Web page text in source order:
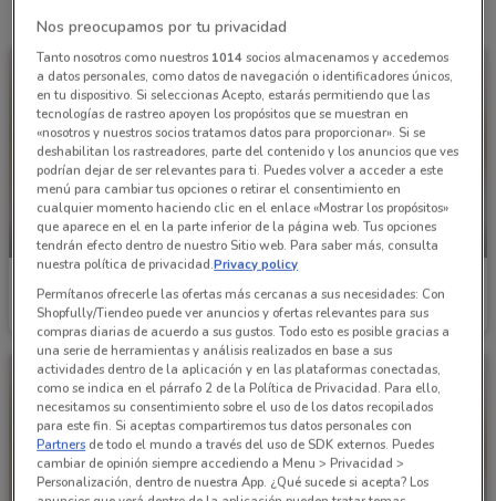
CADUCA HOY
Soriana Híper
Caduca hoy 1.7 km
CADUCA HOY
Soriana Híper
Caduca hoy
Nos preocupamos por tu privacidad
Tanto nosotros como nuestros 1014socios almacenamos y accedemos
a datos personales, como datos de navegación o identificadores únicos,
en tu dispositivo. Si seleccionas Acepto, estarás permitiendo que las
tecnologías de rastreo apoyen los propósitos que se muestran en
«nosotros y nuestros socios tratamos datos para proporcionar». Si se
deshabilitan los rastreadores, parte del contenido y los anuncios que ves
podrían dejar de ser relevantes para ti. Puedes volver a acceder a este
menú para cambiar tus opciones o retirar el consentimiento en
cualquier momento haciendo clic en el enlace «Mostrar los propósitos»
que aparece en el en la parte inferior de la página web. Tus opciones
tendrán efecto dentro de nuestro Sitio web. Para saber más, consulta
nuestra política de privacidad.Privacy policy
Permítanos ofrecerle las ofertas más cercanas a sus necesidades: Con
Shopfully/Tiendeo puede ver anuncios y ofertas relevantes para sus
compras diarias de acuerdo a sus gustos. Todo esto es posible gracias a
una serie de herramientas y análisis realizados en base a sus
actividades dentro de la aplicación y en las plataformas conectadas,
como se indica en el párrafo 2 de la Política de Privacidad. Para ello,
necesitamos su consentimiento sobre el uso de los datos recopilados
para este fin. Si aceptas compartiremos tus datos personales con
Partners de todo el mundo a través del uso de SDK externos. Puedes
cambiar de opinión siempre accediendo a Menu > Privacidad >
Personalización, dentro de nuestra App. ¿Qué sucede si acepta? Los